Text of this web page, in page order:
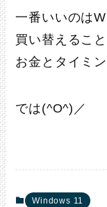
一番いいのは
買い替えるこ
お金とタイミ
では(^O^)／
Windows 11